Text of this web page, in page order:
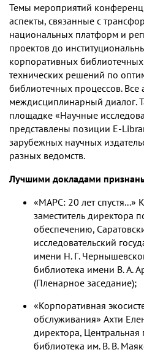
Темы мероприятий
аспекты, связанные с
национальных платформ и
проектов до
корпоративных
технических решений по
библиотечных процессов. Все
междисциплинарный диалог.
площадке «Научные
представлены позиции E-
зарубежных научных
разных ведомств.
Лучшими докладами
«МАРС: 20 лет спустя...»
заместитель директора
обеспечению,
исследовательский
имени Н. Г.
библиотека имени В. А.
(Пленарное заседание);
«Корпоративная
обслуживания» Ахти
директора, Центральная
библиотека им. В. В.